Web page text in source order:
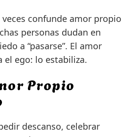
confunde amor propio
personas dudan en
a “pasarse”. El amor
el ego: lo estabiliza.
Propio
descanso, celebrar